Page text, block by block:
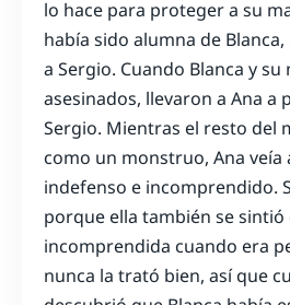
lo hace para proteger a su
había sido alumna de
a Sergio. Cuando Blanca y
asesinados, llevaron a Ana a
Sergio. Mientras el resto del
como un monstruo, Ana veía
indefenso e incomprendido.
porque ella también se sintió
incomprendida cuando era
nunca la trató bien, así que